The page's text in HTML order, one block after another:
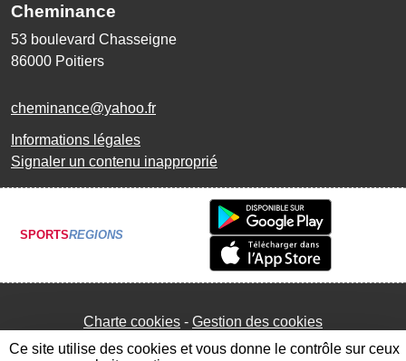
Cheminance
53 boulevard Chasseigne
86000 Poitiers
cheminance@yahoo.fr
Informations légales
Signaler un contenu inapproprié
SPORTSREGIONS
Charte cookies Gestion des cookies
Ce site utilise des cookies et vous donne le contrôle sur ceux